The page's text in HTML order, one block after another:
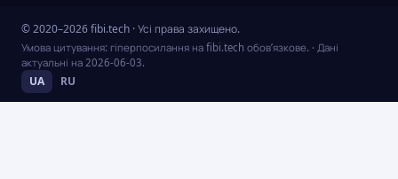
© 2020–2026 fibi.tech · Усі права захищено.
Умова цитування: гіперпосилання на fibi.tech обов’язкове. · Дані
актуальні на 2026-06-03.
UA RU